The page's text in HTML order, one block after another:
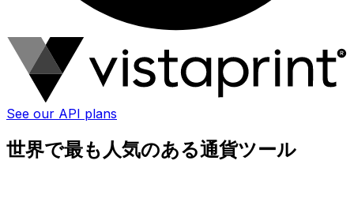
See our API plans
世界で最も人気のある通貨ツール